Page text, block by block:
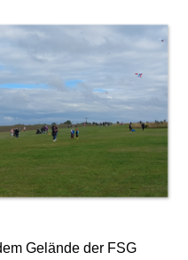
Gelände der FSG